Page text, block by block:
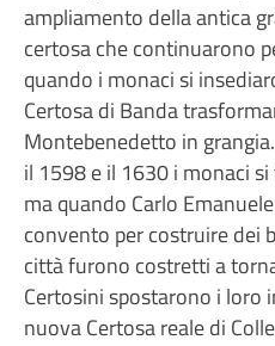
ampliamento della antica
certosa che continuarono
quando i monaci si
Certosa di Banda
Montebenedetto in
il 1598 e il 1630 i monaci
ma quando Carlo
convento per costruire dei
città furono costretti a
Certosini spostarono i loro
nuova Certosa reale di